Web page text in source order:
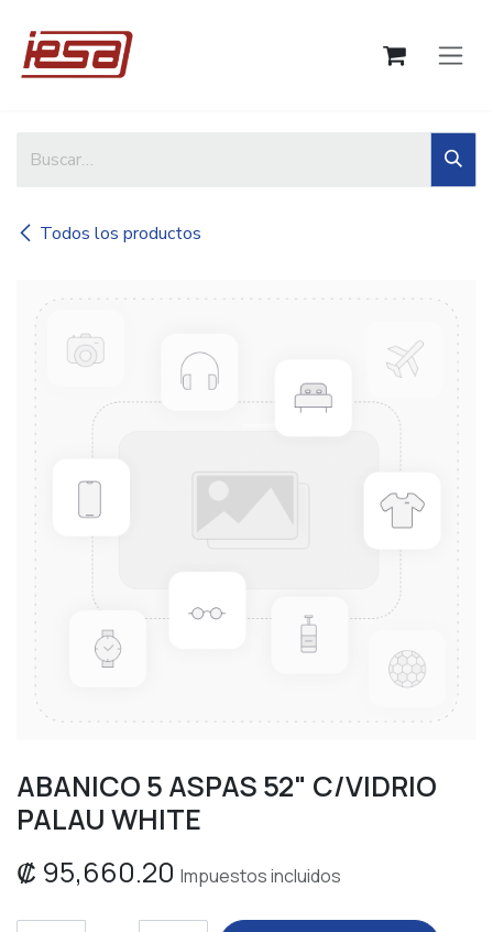
Todos los productos
ABANICO 5 ASPAS 52" C/VIDRIO
PALAU WHITE
₡ 95,660.20 Impuestos incluidos